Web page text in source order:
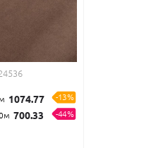
1074.77
-13%
700.33 -44%